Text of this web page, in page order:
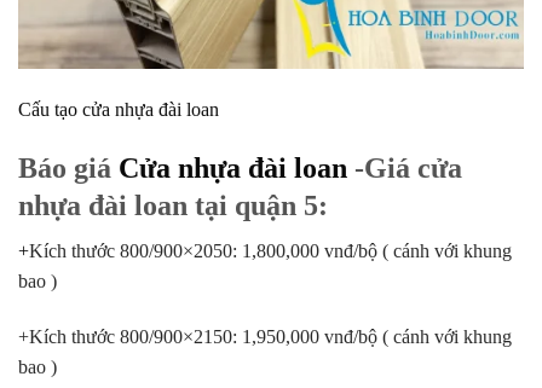
Cấu tạo cửa nhựa đài loan
Báo giá Cửa nhựa đài loan -Giá cửa
nhựa đài loan tại quận 5:
+Kích thước 800/900×2050: 1,800,000 vnđ/bộ ( cánh với khung
bao )
+Kích thước 800/900×2150: 1,950,000 vnđ/bộ ( cánh với khung
bao )